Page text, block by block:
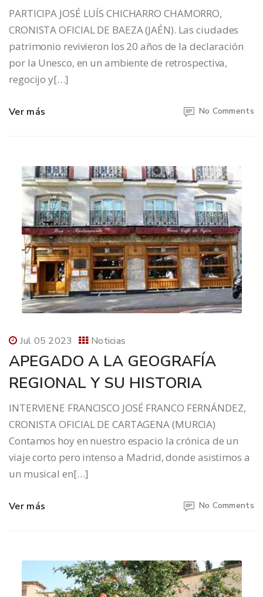
PARTICIPA JOSÉ LUÍS CHICHARRO CHAMORRO,
CRONISTA OFICIAL DE BAEZA (JAÉN). Las ciudades
patrimonio revivieron los 20 años de la declaración
por la Unesco, en un ambiente de retrospectiva,
regocijo y[…]
Ver más No Comments
Jul 05 2023 Noticias
APEGADO A LA GEOGRAFÍA
REGIONAL Y SU HISTORIA
INTERVIENE FRANCISCO JOSÉ FRANCO FERNÁNDEZ,
CRONISTA OFICIAL DE CARTAGENA (MURCIA)
Contamos hoy en nuestro espacio la crónica de un
viaje corto pero intenso a Madrid, donde asistimos a
un musical en[…]
Ver más No Comments